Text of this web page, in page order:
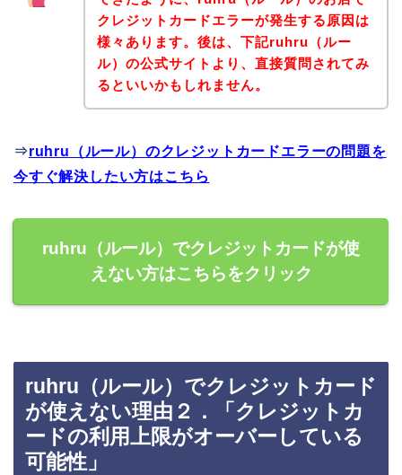
クレジットカードエラーが発生する原因は
様々あります。後は、下記ruhru（ルー
ル）の公式サイトより、直接質問されてみ
るといいかもしれません。
⇒ruhru（ルール）のクレジットカードエラーの問題を
今すぐ解決したい方はこちら
ruhru（ルール）でクレジットカードが使
えない方はこちらをクリック
ruhru（ルール）でクレジットカード
が使えない理由２．「クレジットカ
ードの利用上限がオーバーしている
可能性」